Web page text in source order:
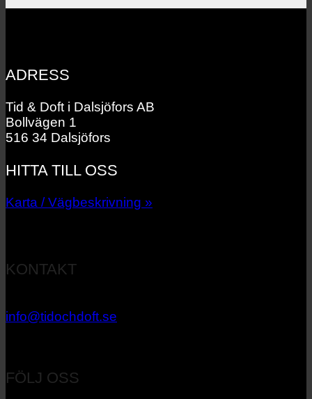
ADRESS
Tid & Doft i Dalsjöfors AB
Bollvägen 1
516 34 Dalsjöfors
HITTA TILL OSS
Karta / Vägbeskrivning »
KONTAKT
info@tidochdoft.se
FÖLJ OSS